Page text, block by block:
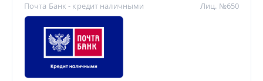
Почта Банк - кредит наличными Лиц. №650